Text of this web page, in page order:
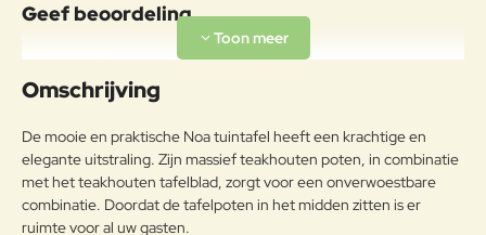
gedacht afkomstig uit de Highlands
en niet uit tropische regenwouden.
textuur en leerachtige geur zijn te
wijten aan het hoge
oliegehalte.Deze eigenschappen,
in combinatie met de hoge
Geef beoordeling
Uw naam:
g:
Omschrijving
De mooie en praktische Noa tuintafel heeft een krachtige en
elegante uitstraling. Zijn massief teakhouten poten, in combinatie
met het teakhouten tafelblad, zorgt voor een onverwoestbare
combinatie. Doordat de tafelpoten in het midden zitten is er
ruimte voor al uw gasten.